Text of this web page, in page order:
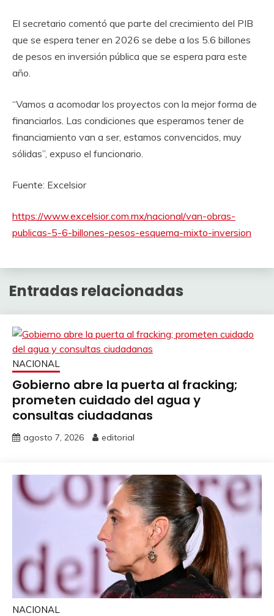
El secretario comentó que parte del crecimiento del PIB
que se espera tener en 2026 se debe a los 5.6 billones
de pesos en inversión pública que se espera para este
año.
“Vamos a acomodar los proyectos con la mejor forma de
financiarlos. Las condiciones que esperamos tener de
financiamiento van a ser, estamos convencidos, muy
sólidas”, expuso el funcionario.
Fuente: Excelsior
https://www.excelsior.com.mx/nacional/van-obras-
publicas-5-6-billones-pesos-esquema-mixto-inversion
Entradas relacionadas
NACIONAL
Gobierno abre la puerta al fracking;
prometen cuidado del agua y
consultas ciudadanas
agosto 7, 2026 editorial
NACIONAL